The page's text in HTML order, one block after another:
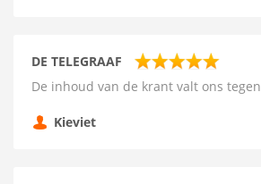
DE TELEGRAAF
De inhoud van de krant valt ons tegen
Kieviet